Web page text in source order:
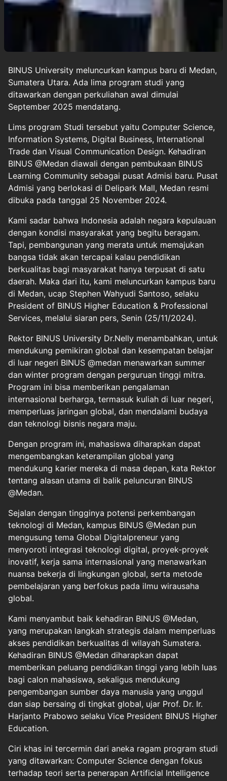
BINUS University meluncurkan kampus baru di Medan,
Sumatera Utara. Ada lima program studi yang
ditawarkan dengan perkuliahan awal dimulai
September 2025 mendatang.
Lims program Studi tersebut yaitu Computer Science,
Information Systems, Digital Business, International
Trade dan Visual Communication Design. Kehadiran
BINUS @Medan diawali dengan pembukaan BINUS
Learning Community sebagai pusat Admisi baru. Pusat
Admisi yang berlokasi di Delipark Mall, Medan resmi
dibuka pada tanggal 25 November 2024.
Kami sadar bahwa Indonesia adalah negara kepulauan
dengan kondisi masyarakat yang begitu beragam.
Tapi, pembangunan yang merata untuk memajukan
bangsa tidak akan tercapai kalau pendidikan
berkualitas bagi masyarakat hanya terpusat di satu
daerah. Maka dari itu, kami meluncurkan kampus baru
di Medan, ucap Stephen Wahyudi Santoso, selaku
President of BINUS Higher Education & Professional
Services, melalui siaran pers, Senin (25/11/2024).
Rektor BINUS University Dr.Nelly menambahkan, untuk
mendukung pemikiran global dan kesempatan belajar
di luar negeri BINUS @medan menawarkan summer
dan winter program dengan perguruan tinggi mitra.
Program ini bisa memberikan pengalaman
internasional berharga, termasuk kuliah di luar negeri,
memperluas jaringan global, dan mendalami budaya
dan teknologi bisnis negara maju.
Dengan program ini, mahasiswa diharapkan dapat
mengembangkan keterampilan global yang
mendukung karier mereka di masa depan, kata Rektor
tentang alasan utama di balik peluncuran BINUS
@Medan.
Sejalan dengan tingginya potensi perkembangan
teknologi di Medan, kampus BINUS @Medan pun
mengusung tema Global Digitalpreneur yang
menyoroti integrasi teknologi digital, proyek-proyek
inovatif, kerja sama internasional yang menawarkan
nuansa bekerja di lingkungan global, serta metode
pembelajaran yang berfokus pada ilmu wirausaha
global.
Kami menyambut baik kehadiran BINUS @Medan,
yang merupakan langkah strategis dalam memperluas
akses pendidikan berkualitas di wilayah Sumatera.
Kehadiran BINUS @Medan diharapkan dapat
memberikan peluang pendidikan tinggi yang lebih luas
bagi calon mahasiswa, sekaligus mendukung
pengembangan sumber daya manusia yang unggul
dan siap bersaing di tingkat global, ujar Prof. Dr. Ir.
Harjanto Prabowo selaku Vice President BINUS Higher
Education.
Ciri khas ini tercermin dari aneka ragam program studi
yang ditawarkan: Computer Science dengan fokus
terhadap teori serta penerapan Artificial Intelligence